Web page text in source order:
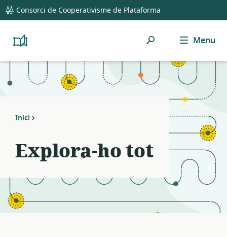
global
navigation
Consorci de Cooperativisme de Plataforma
Platform
Resource
Cerca Menu
Inici
Explora-ho tot